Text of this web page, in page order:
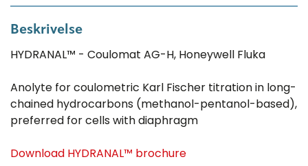
Beskrivelse
HYDRANAL™ - Coulomat AG-H, Honeywell Fluka
Anolyte for coulometric Karl Fischer titration in long-
chained hydrocarbons (methanol-pentanol-based),
preferred for cells with diaphragm
Download HYDRANAL™ brochure